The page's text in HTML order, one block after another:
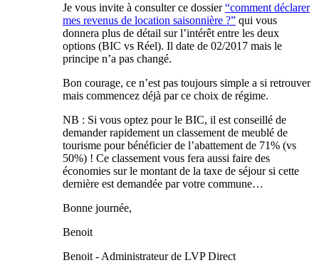
Je vous invite à consulter ce dossier“comment déclarer
mes revenus de location saisonnière ?” qui vous
donnera plus de détail sur l’intérêt entre les deux
options (BIC vs Réel). Il date de 02/2017 mais le
principe n’a pas changé.
Bon courage, ce n’est pas toujours simple a si retrouver
mais commencez déjà par ce choix de régime.
NB : Si vous optez pour le BIC, il est conseillé de
demander rapidement un classement de meublé de
tourisme pour bénéficier de l’abattement de 71% (vs
50%) ! Ce classement vous fera aussi faire des
économies sur le montant de la taxe de séjour si cette
dernière est demandée par votre commune…
Bonne journée,
Benoit
Benoit - Administrateur de LVP Direct